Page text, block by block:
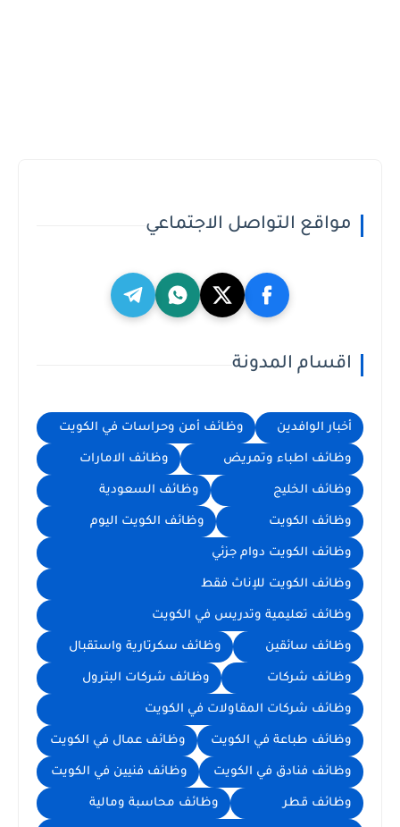
مواقع التواصل الاجتماعي
اقسام المدونة
أخبار الوافدين وظائف أمن وحراسات في الكويت
وظائف اطباء وتمريض وظائف الامارات
وظائف الخليج وظائف السعودية
وظائف الكويت وظائف الكويت اليوم
وظائف الكويت دوام جزئي
وظائف الكويت للإناث فقط
وظائف تعليمية وتدريس في الكويت
وظائف سائقين وظائف سكرتارية واستقبال
وظائف شركات وظائف شركات البترول
وظائف شركات المقاولات في الكويت
وظائف طباعة في الكويت وظائف عمال في الكويت
وظائف فنادق في الكويت وظائف فنيين في الكويت
وظائف قطر وظائف محاسبة ومالية